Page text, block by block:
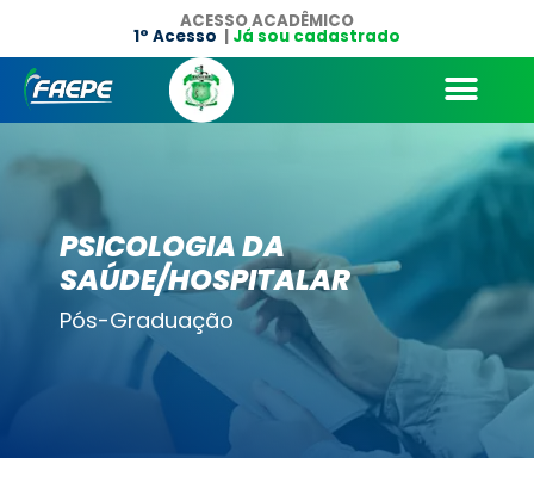
ACESSO ACADÊMICO
1° Acesso | Já sou cadastrado
PSICOLOGIA DA
SAÚDE/HOSPITALAR
Pós-Graduação